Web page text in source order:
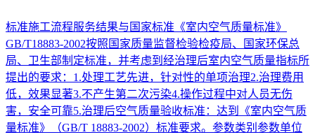
标准施工流程服务结果与国家标准《室内空气质量标准》
GB/T18883-2002按照国家质量监督检验检疫局、国家环保总
局、卫生部制定标准，并考虑到经治理后室内空气质量指标所
提出的要求：1.处理工艺先进，针对性的单项治理2.治理费用
低，效果显著3.不产生第二次污染4.操作过程中对人员无伤
害，安全可靠5.治理后空气质量验收标准：达到《室内空气质
量标准》（GB/T 18883-2002）标准要求。参数类别参数单位